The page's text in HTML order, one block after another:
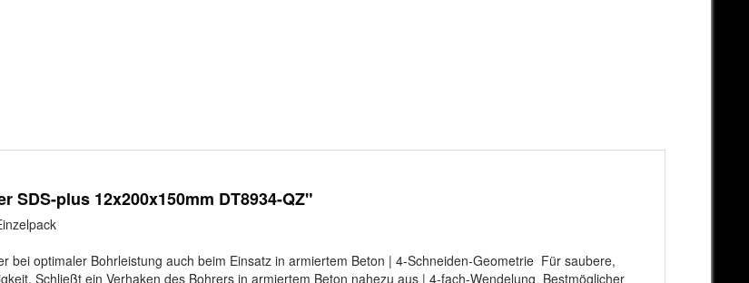
SDS-plus 12x200x150mm DT8934-QZ"
bei optimaler Bohrleistung auch beim Einsatz in armiertem Beton | 4-Schneiden-Geometrie Für saubere,
Schließt ein Verhaken des Bohrers in armiertem Beton nahezu aus | 4-fach-Wendelung Bestmöglicher